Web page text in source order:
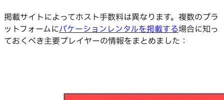
掲載サイトによってホスト手数料は異なります。複数のプラ
ットフォームにバケーションレンタルを掲載する場合に知っ
ておくべき主要プレイヤーの情報をまとめました：